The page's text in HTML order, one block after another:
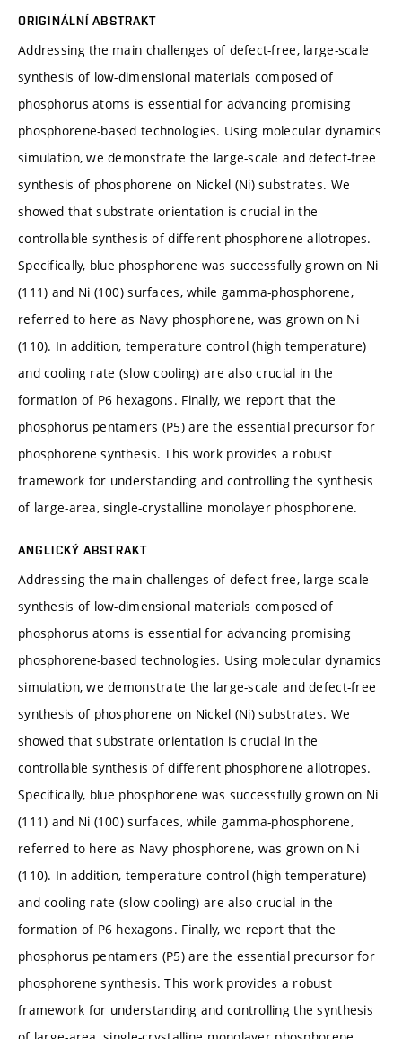
ORIGINÁLNÍ ABSTRAKT
Addressing the main challenges of defect-free, large-scale
synthesis of low-dimensional materials composed of
phosphorus atoms is essential for advancing promising
phosphorene-based technologies. Using molecular dynamics
simulation, we demonstrate the large-scale and defect-free
synthesis of phosphorene on Nickel (Ni) substrates. We
showed that substrate orientation is crucial in the
controllable synthesis of different phosphorene allotropes.
Specifically, blue phosphorene was successfully grown on Ni
(111) and Ni (100) surfaces, while gamma-phosphorene,
referred to here as Navy phosphorene, was grown on Ni
(110). In addition, temperature control (high temperature)
and cooling rate (slow cooling) are also crucial in the
formation of P6 hexagons. Finally, we report that the
phosphorus pentamers (P5) are the essential precursor for
phosphorene synthesis. This work provides a robust
framework for understanding and controlling the synthesis
of large-area, single-crystalline monolayer phosphorene.
ANGLICKÝ ABSTRAKT
Addressing the main challenges of defect-free, large-scale
synthesis of low-dimensional materials composed of
phosphorus atoms is essential for advancing promising
phosphorene-based technologies. Using molecular dynamics
simulation, we demonstrate the large-scale and defect-free
synthesis of phosphorene on Nickel (Ni) substrates. We
showed that substrate orientation is crucial in the
controllable synthesis of different phosphorene allotropes.
Specifically, blue phosphorene was successfully grown on Ni
(111) and Ni (100) surfaces, while gamma-phosphorene,
referred to here as Navy phosphorene, was grown on Ni
(110). In addition, temperature control (high temperature)
and cooling rate (slow cooling) are also crucial in the
formation of P6 hexagons. Finally, we report that the
phosphorus pentamers (P5) are the essential precursor for
phosphorene synthesis. This work provides a robust
framework for understanding and controlling the synthesis